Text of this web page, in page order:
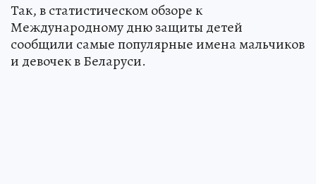
Так, в статистическом обзоре к
Международному дню защиты детей
сообщили самые популярные имена мальчиков
и девочек в Беларуси.